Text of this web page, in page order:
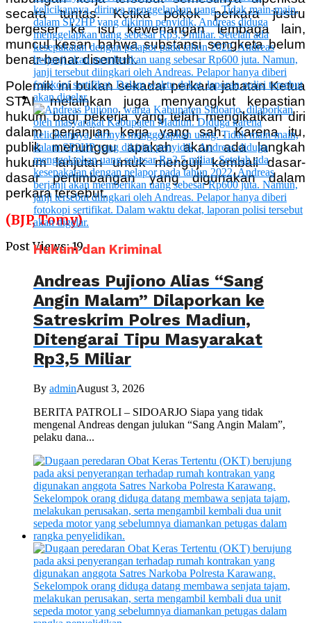
secara tuntas. Ketika pokok perkara justru
bergeser ke isu kewenangan lembaga lain,
muncul kesan bahwa substansi sengketa belum
benar-benar disentuh.
Polemik ini bukan sekadar perkara jabatan Ketua
STAI, melainkan juga menyangkut kepastian
hukum bagi pekerja yang telah mengikatkan diri
dalam perjanjian kerja yang sah. Karena itu,
publik menunggu apakah akan ada langkah
hukum lanjutan untuk menguji kembali dasar-
dasar pertimbangan yang digunakan dalam
perkara tersebut.
(BJP, Tomy)
Post Views: 19
Hukum dan Kriminal
Andreas Pujiono Alias “Sang
Angin Malam” Dilaporkan ke
Satreskrim Polres Madiun,
Ditengarai Tipu Masyarakat
Rp3,5 Miliar
By adminAugust 3, 2026
BERITA PATROLI – SIDOARJO Siapa yang tidak
mengenal Andreas dengan julukan “Sang Angin Malam”,
pelaku dana...